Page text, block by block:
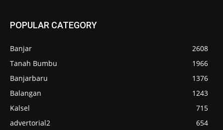
POPULAR CATEGORY
Banjar
2608
Tanah Bumbu
1966
Banjarbaru
1376
Balangan
1243
Kalsel
715
advertorial2
654